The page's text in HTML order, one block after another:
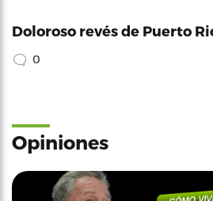
Doloroso revés de Puerto
0
Opiniones